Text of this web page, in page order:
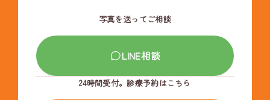
写真を送ってご相談
LINE相談
24時間受付。診療予約はこちら